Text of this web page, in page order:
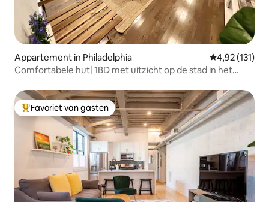
Appartement in Philadelphia Gemiddelde
4,92 (131)
Comfortabele hut| 1BD met uitzicht op de stad in het
Topfavoriet van gasten
Favoriet van gasten